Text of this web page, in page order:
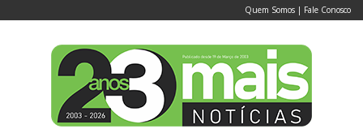
Quem Somos | Fale Conosco